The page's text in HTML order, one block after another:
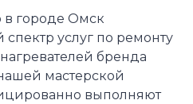
городе Омск
услуг по ремонту
бренда
мастерской
выполняют